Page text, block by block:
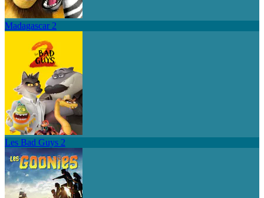
Madagascar 2
Les Bad Guys 2